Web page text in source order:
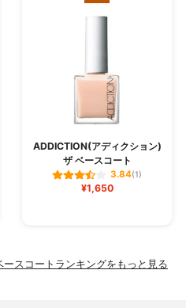
ADDICTION(アディクション)
ザ ベースコート
3.84(1)
¥1,650
ースコートランキングをもっと見る